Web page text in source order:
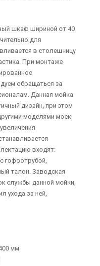
шкаф шириной от 40
для
в столешницу
При монтаже
обращаться за
Данная мойка
дизайн, при этом
моделями моек
входят:
гофротрубой,
талон. Заводская
службы данной мойки,
ухода за ней,
мм